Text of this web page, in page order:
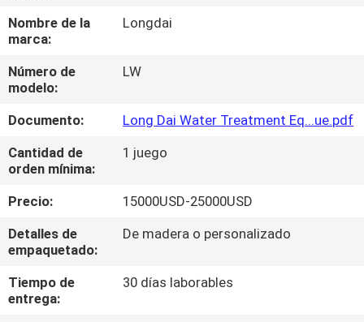
ESPECTÁCULO
VR
NOSOTROS
POR
LA
FÁBRICA
Nombre de la
marca:
Longdai
Número de
modelo:
LW
Documento:
Long Dai Water Treatment Eq...ue.pdf
Cantidad de
orden mínima:
1 juego
Precio:
15000USD-25000USD
Detalles de
empaquetado:
De madera o personalizado
Tiempo de
entrega:
30 días laborables